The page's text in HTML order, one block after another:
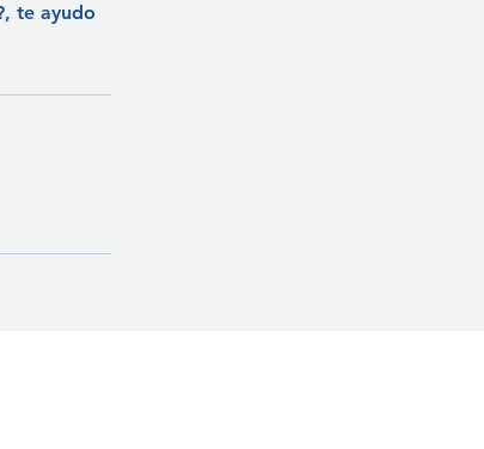
te ayudo